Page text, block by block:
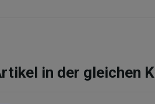
in der gleichen